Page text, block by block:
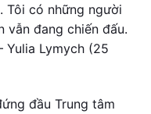
Tôi có những người
vẫn đang chiến đấu.
Yulia Lymych (25
đầu Trung tâm